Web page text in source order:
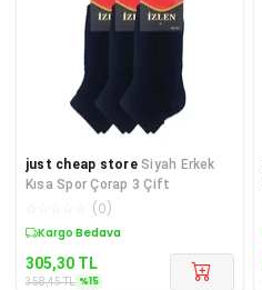
just cheap store Siyah Erkek
Kısa Spor Çorap 3 Çift
(0)
Sepette %15 İndirim
305,30 TL
358,45TL %15